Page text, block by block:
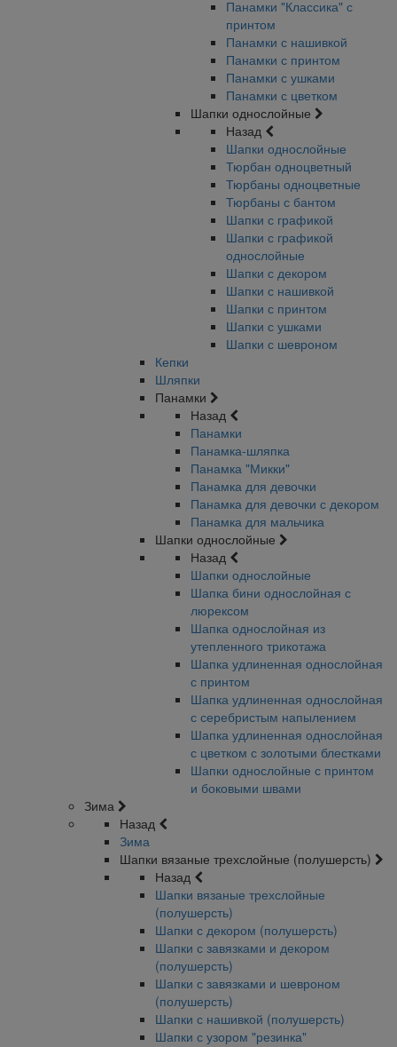
Панамки "Классика" с
принтом
Панамки с нашивкой
Панамки с принтом
Панамки с ушками
Панамки с цветком
Шапки однослойные
Назад
Шапки однослойные
Тюрбан одноцветный
Тюрбаны одноцветные
Тюрбаны с бантом
Шапки с графикой
Шапки с графикой
однослойные
Шапки с декором
Шапки с нашивкой
Шапки с принтом
Шапки с ушками
Шапки с шевроном
Кепки
Шляпки
Панамки
Назад
Панамки
Панамка-шляпка
Панамка "Микки"
Панамка для девочки
Панамка для девочки с декором
Панамка для мальчика
Шапки однослойные
Назад
Шапки однослойные
Шапка бини однослойная с
люрексом
Шапка однослойная из
утепленного трикотажа
Шапка удлиненная однослойная
с принтом
Шапка удлиненная однослойная
с серебристым напылением
Шапка удлиненная однослойная
с цветком с золотыми блестками
Шапки однослойные с принтом
и боковыми швами
Зима
Назад
Зима
Шапки вязаные трехслойные (полушерсть)
Назад
Шапки вязаные трехслойные
(полушерсть)
Шапки с декором (полушерсть)
Шапки с завязками и декором
(полушерсть)
Шапки с завязками и шевроном
(полушерсть)
Шапки с нашивкой (полушерсть)
Шапки с узором "резинка"